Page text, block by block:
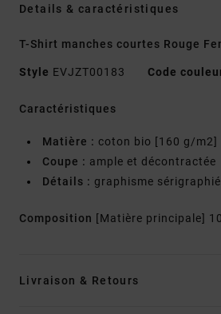
Details & caractéristiques
T-Shirt manches courtes Rouge
Style EVJZT00183 Code
Caractéristiques
Matière : coton bio [160 g/m2]
Coupe : ample et décontractée
Détails : graphisme
Composition [Matière principale]
Livraison & Retours